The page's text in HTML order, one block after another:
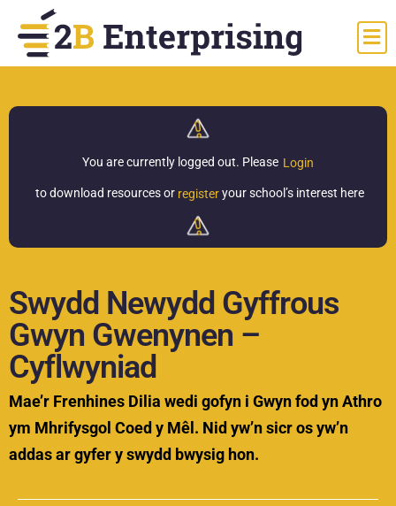
You are currently logged out. Please Login
to download resources or register your school’s interest here
Swydd Newydd Gyffrous
Gwyn Gwenynen –
Cyflwyniad
Mae’r Frenhines Dilia wedi gofyn i Gwyn fod yn Athro
ym Mhrifysgol Coed y Mêl. Nid yw’n sicr os yw’n
addas ar gyfer y swydd bwysig hon.